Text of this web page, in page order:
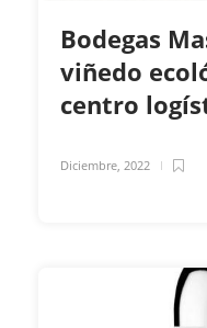
Bodegas
viñedo
centro
Diciembre, 2022